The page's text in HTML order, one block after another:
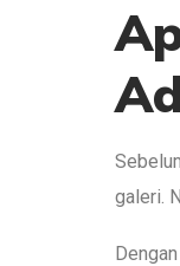
galeri.